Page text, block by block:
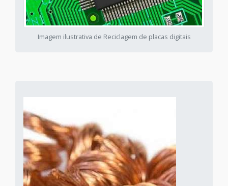
Imagem ilustrativa de Reciclagem de placas digitais